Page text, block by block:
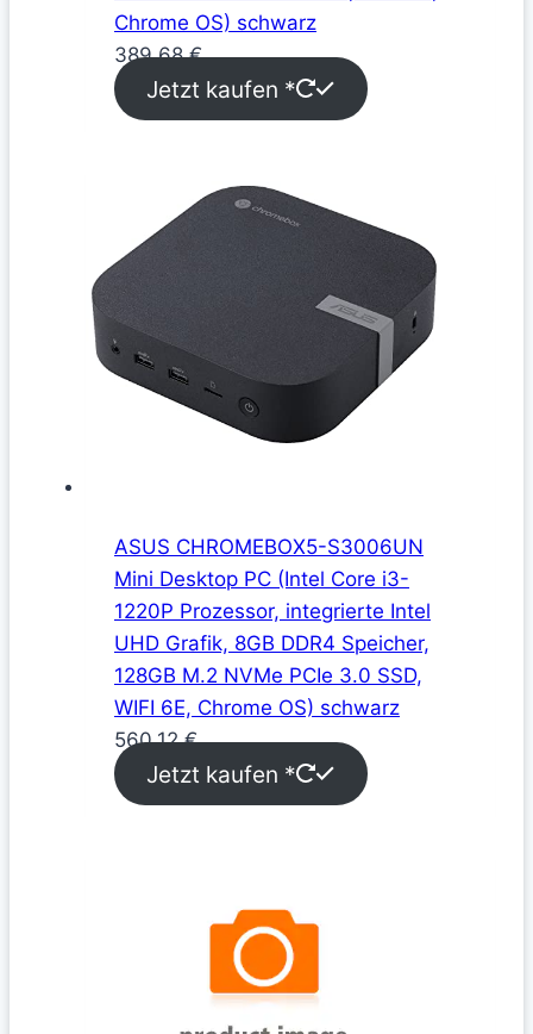
Chrome OS) schwarz
389,68€
Jetzt kaufen *
ASUS CHROMEBOX5-S3006UN
Mini Desktop PC (Intel Core i3-
1220P Prozessor, integrierte Intel
UHD Grafik, 8GB DDR4 Speicher,
128GB M.2 NVMe PCIe 3.0 SSD,
WIFI 6E, Chrome OS) schwarz
560,12€
Jetzt kaufen *